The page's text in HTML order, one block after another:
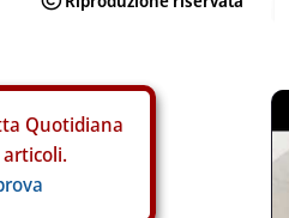
Quotidiana